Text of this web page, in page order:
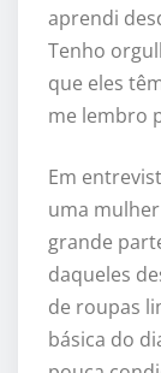
aprendi
Tenho
que eles
me lembro
Em
uma
grande
daqueles
de roupas
básica do